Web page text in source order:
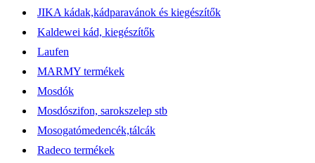
JIKA kádak,kádparavánok és kiegészítők
Kaldewei kád, kiegészítők
Laufen
MARMY termékek
Mosdók
Mosdószifon, sarokszelep stb
Mosogatómedencék,tálcák
Radeco termékek